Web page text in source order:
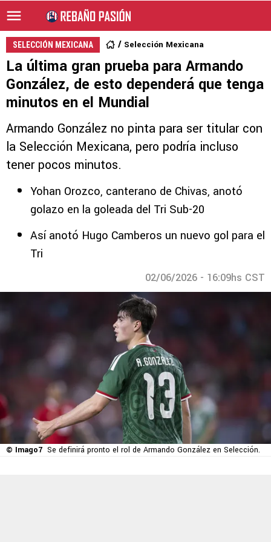
SELECCIÓN MEXICANA Selección Mexicana
La última gran prueba para Armando
González, de esto dependerá que tenga
minutos en el Mundial
Armando González no pinta para ser titular con
la Selección Mexicana, pero podría incluso
tener pocos minutos.
Yohan Orozco, canterano de Chivas, anotó
golazo en la goleada del Tri Sub-20
Así anotó Hugo Camberos un nuevo gol para el
Tri
02/06/2026 - 16:09hs CST
© Imago7 Se definirá pronto el rol de Armando González en Selección.